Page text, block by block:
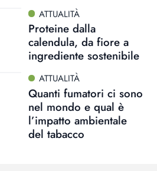
ATTUALITÀ
Proteine dalla
calendula, da fiore a
ingrediente sostenibile
ATTUALITÀ
Quanti fumatori ci sono
nel mondo e qual è
l’impatto ambientale
del tabacco